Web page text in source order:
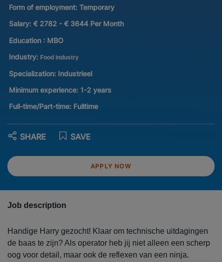
Form of employment: Temporary
Salary: € 2782 - € 3644 Per Month
Education : MBO
Industry: Food industry
Specialization: Industrieel
Minimum experience: 1-2 years
Full-time/Part-time: Fulltime
APPLY NOW
SAVE
SHARE
Job description
Handige Harry gezocht! Klaar om technische uitdagingen
de baas te zijn? Als operator heb jij niet alleen een scherp
oog voor detail, maar ook de reflexen van een ninja.